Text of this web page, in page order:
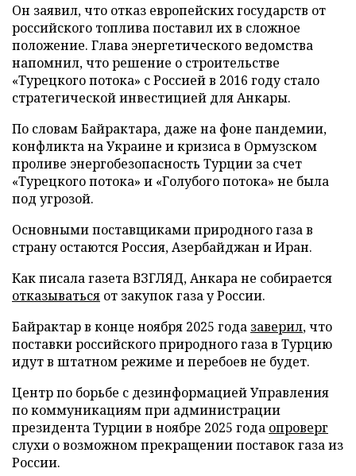
Он заявил, что отказ европейских государств от
российского топлива поставил их в сложное
положение. Глава энергетического ведомства
напомнил, что решение о строительстве
«Турецкого потока» с Россией в 2016 году стало
стратегической инвестицией для Анкары.
По словам Байрактара, даже на фоне пандемии,
конфликта на Украине и кризиса в Ормузском
проливе энергобезопасность Турции за счет
«Турецкого потока» и «Голубого потока» не была
под угрозой.
Основными поставщиками природного газа в
страну остаются Россия, Азербайджан и Иран.
Как писала газета ВЗГЛЯД, Анкара не собирается
отказываться от закупок газа у России.
Байрактар в конце ноября 2025 года заверил, что
поставки российского природного газа в Турцию
идут в штатном режиме и перебоев не будет.
Центр по борьбе с дезинформацией Управления
по коммуникациям при администрации
президента Турции в ноябре 2025 года опроверг
слухи о возможном прекращении поставок газа из
России.